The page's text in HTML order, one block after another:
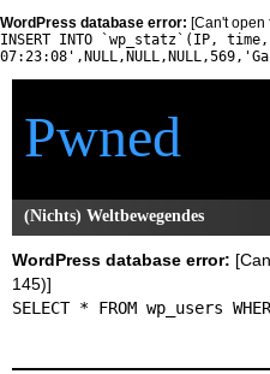
WordPress database error: [Can't open
INSERT INTO `wp_statz`(IP,
Pwned
(Nichts) Weltbewegendes
WordPress database error:
145)]
SELECT * FROM wp_users